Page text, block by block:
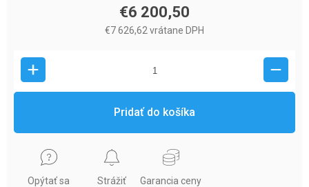
€6 200,50
€7 626,62 vrátane DPH
Pridať do košíka
Opýtať sa Strážiť Garancia ceny